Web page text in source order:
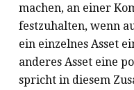
machen, an einer
festzuhalten, wenn
ein einzelnes Asset
anderes Asset eine
spricht in diesem